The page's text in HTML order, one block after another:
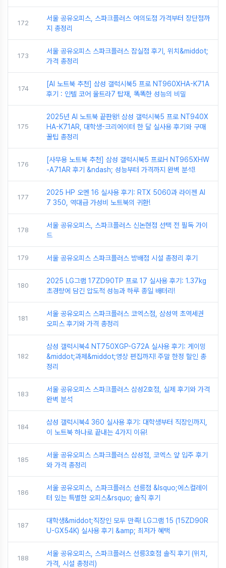
172
서울 공유오피스, 스파크플러스 여의도점 가격부터 장단점까
지 총정리
173
서울 공유오피스 스파크플러스 잠실점 후기, 위치&middot;
가격 총정리
174
[AI 노트북 추천] 삼성 갤럭시북5 프로 NT960XHA-K71A
후기 : 인텔 코어 울트라7 탑재, 똑똑한 성능의 비밀
175
2025년 AI 노트북 끝판왕! 삼성 갤럭시북5 프로 NT940X
HA-K71AR, 대학생-크리에이터 한 달 실사용 후기와 구매
꿀팁 총정리
176
[사무용 노트북 추천] 삼성 갤럭시북5 프로H NT965XHW
-A71AR 후기 &ndash; 성능부터 가격까지 완벽 분석!
177
2025 HP 오멘 16 실사용 후기: RTX 5060과 라이젠 AI
7 350, 역대급 가성비 노트북의 귀환!
178
서울 공유오피스, 스파크플러스 신논현점 선택 전 필독 가이
드
179 서울 공유오피스 스파크플러스 방배점 시설 총정리 후기
180
2025 LG그램 17ZD90TP 프로 17 실사용 후기: 1.37kg
초경량에 담긴 압도적 성능과 하루 종일 배터리!
181
서울 공유오피스 스파크플러스 코엑스점, 삼성역 초역세권
오피스 후기와 가격 총정리
182
삼성 갤럭시북4 NT750XGP-G72A 실사용 후기: 게이밍
&middot;과제&middot;영상 편집까지! 주말 한정 할인 총
정리
183
서울 공유오피스 스파크플러스 삼성2호점, 실제 후기와 가격
완벽 분석
184
삼성 갤럭시북4 360 실사용 후기: 대학생부터 직장인까지,
이 노트북 하나로 끝내는 4가지 이유!
185
서울 공유오피스 스파크플러스 삼성점, 코엑스 앞 입주 후기
와 가격 총정리
186
서울 공유오피스, 스파크플러스 선릉점 &lsquo;에스컬레이
터 있는 특별한 오피스&rsquo; 솔직 후기
187
대학생&middot;직장인 모두 만족! LG그램 15 (15ZD90R
U-GX54K) 실사용 후기 &amp; 최저가 혜택
188
서울 공유오피스, 스파크플러스 선릉3호점 솔직 후기 (위치,
가격, 시설 총정리)